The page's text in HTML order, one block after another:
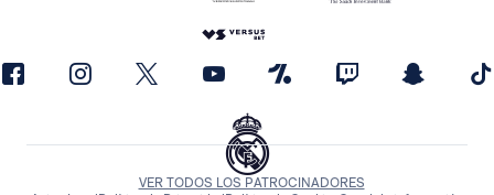
VER TODOS LOS PATROCINADORES